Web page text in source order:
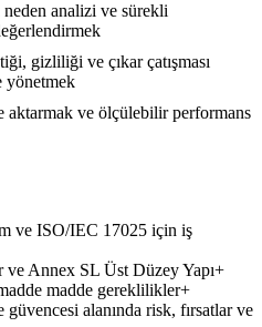
analizi ve sürekli
gizliliği ve çıkar çatışması
yönetmek
aktarmak ve ölçülebilir performans
ve ISO/IEC 17025 için iş
Annex SL Üst Düzey Yapı+
madde gereklilikler+
alanında risk, fırsatlar ve